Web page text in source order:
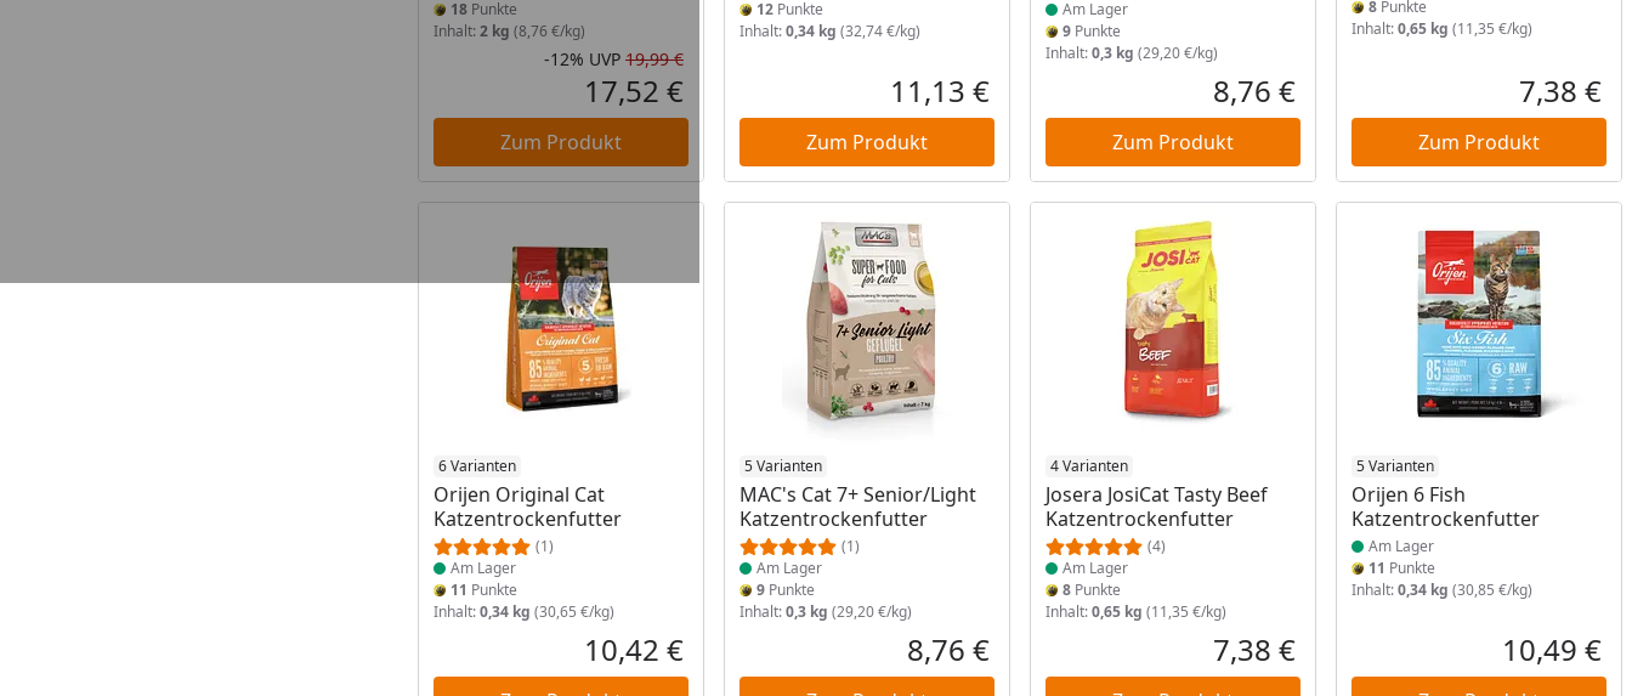
18 Punkte
Inhalt: 2 kg (8,76 €/kg)
Rabatt in Prozent
-12%
Ursprünglicher Preis
UVP 19,99 €
Aktueller Preis
17,52 €
Zum Produkt
12 Punkte
Inhalt:0,34 kg (32,74 €/kg)
Aktueller Preis
11,13 €
Zum Produkt
Am Lager
9 Punkte
Inhalt:0,3 kg (29,20 €/kg)
Aktueller Preis
8,76 €
Zum Produkt
8 Punkte
Inhalt:0,65 kg (11,35 €/kg)
7,38 €
Zum Produkt
6 Varianten
Orijen Original Cat
Katzentrockenfutter
(1)
Produkt am Lager
Am Lager
11 Punkte
Inhalt:0,34 kg (30,65 €/kg)
Aktueller Preis
10,42 €
5 Varianten
MAC's Cat 7+ Senior/Light
Katzentrockenfutter
(1)
Produkt am Lager
Am Lager
9 Punkte
Inhalt:0,3 kg (29,20 €/kg)
Aktueller Preis
8,76 €
4 Varianten
Josera JosiCat Tasty Beef
Katzentrockenfutter
(4)
Produkt am Lager
Am Lager
8 Punkte
Inhalt:0,65 kg (11,35 €/kg)
Aktueller Preis
7,38 €
5 Varianten
Orijen 6 Fish
Katzentrockenfutter
Produkt am Lager
Am Lager
11 Punkte
Inhalt:0,34 kg (30,85 €/kg)
10,49 €